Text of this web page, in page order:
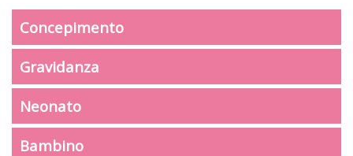
Concepimento
Gravidanza
Neonato
Bambino